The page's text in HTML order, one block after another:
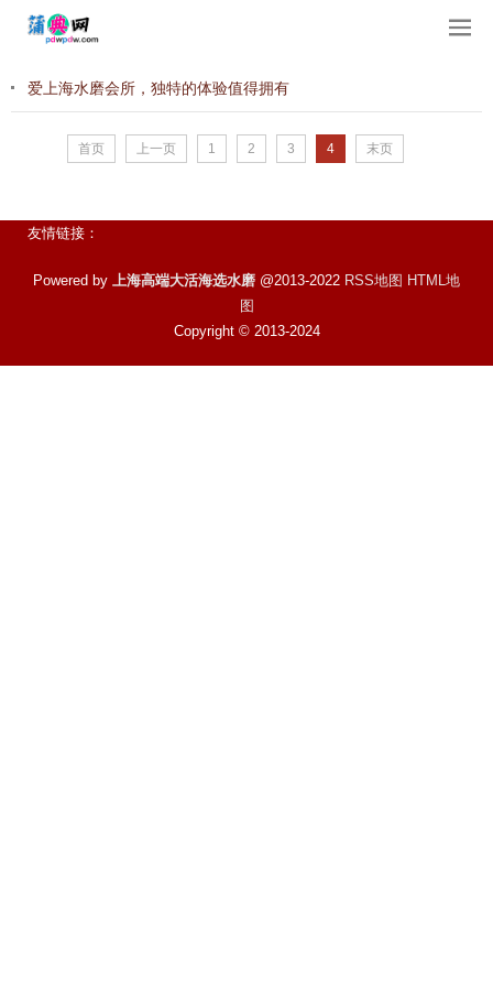
爱上海水磨会所，独特的体验值得拥有
首页 上一页 1 2 3 4 末页
友情链接：
Powered by 上海高端大活海选水磨 @2013-2022 RSS地图 HTML地
图
Copyright © 2013-2024